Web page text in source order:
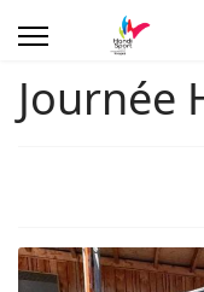
Journée